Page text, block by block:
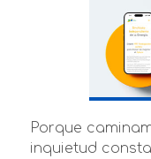
Porque
inquietud